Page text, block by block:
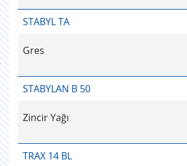
STABYL TA
Gres
STABYLAN B 50
Zincir Yağı
TRAX 14 BL